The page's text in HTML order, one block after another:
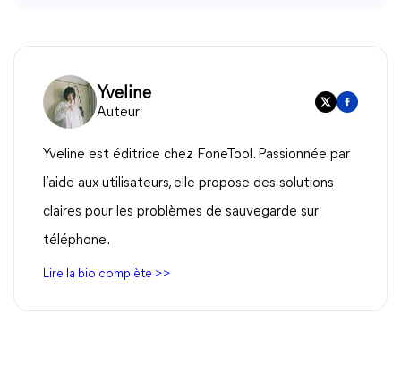
Yveline
Auteur
Yveline est éditrice chez FoneTool. Passionnée par
l’aide aux utilisateurs, elle propose des solutions
claires pour les problèmes de sauvegarde sur
téléphone.
Lire la bio complète >>